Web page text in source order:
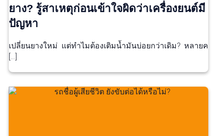
ยาง? รู้สาเหตุก่อนเข้าใจผิดว่าเครื่องยนต์มี
ปัญหา
เปลี่ยนยางใหม่ แต่ทำไมต้องเติมน้ำมันบ่อยกว่าเดิม? หลายค
[…]